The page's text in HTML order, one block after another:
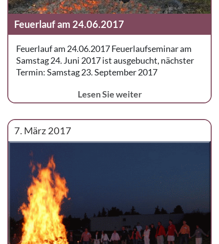
Feuerlauf am 24.06.2017
Feuerlauf am 24.06.2017 Feuerlaufseminar am
Samstag 24. Juni 2017 ist ausgebucht, nächster
Termin: Samstag 23. September 2017
Lesen Sie weiter
7. März 2017